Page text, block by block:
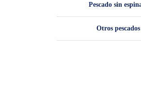
Pescado sin
Otros